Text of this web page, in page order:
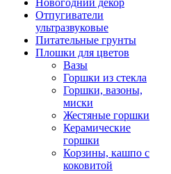
Новогодний декор
Отпугиватели
ультразвуковые
Питательные грунты
Плошки для цветов
Вазы
Горшки из стекла
Горшки, вазоны,
миски
Жестяные горшки
Керамические
горшки
Корзины, кашпо с
коковитой